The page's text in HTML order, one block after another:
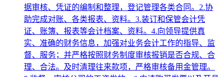
据审核、凭证的编制和整理，登记管理各类合同。2.协
助完成对账、各类报表、资料。3.装订和保管会计凭
证、账簿、报表等会计档案、资料。4.向领导提供真
实、准确的财务信息，加强对业务会计工作的指导、监
督、服务；并严格按照财务制度审核报销是否合规、合
理、合法。及时清理往来款项，严格审核备用金管理。